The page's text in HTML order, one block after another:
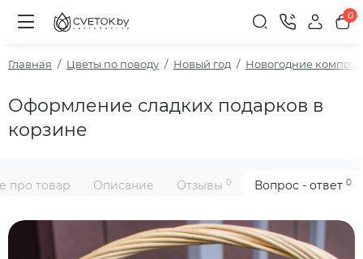
0
Главная Цветы по поводу Новый год Новогодние
Оформление сладких подарков в
корзине
про товар Описание Отзывы 0 Вопрос - ответ 0